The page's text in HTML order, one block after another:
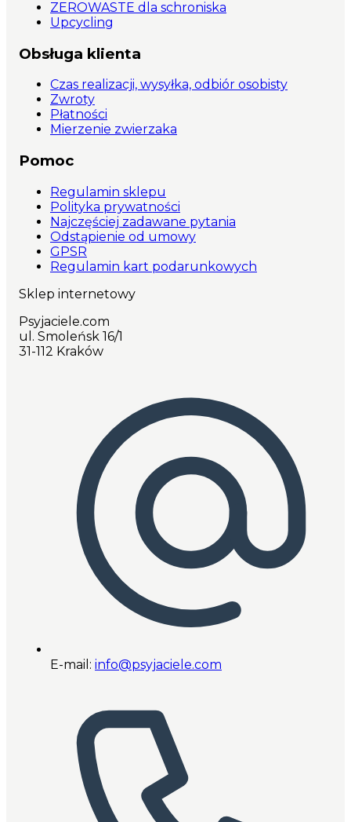
ZEROWASTE dla schroniska
Upcycling
Obsługa klienta
Czas realizacji, wysyłka, odbiór osobisty
Zwroty
Płatności
Mierzenie zwierzaka
Pomoc
Regulamin sklepu
Polityka prywatności
Najczęściej zadawane pytania
Odstąpienie od umowy
GPSR
Regulamin kart podarunkowych
Sklep internetowy
Psyjaciele.com
ul. Smoleńsk 16/1
31-112 Kraków
E-mail: info@psyjaciele.com